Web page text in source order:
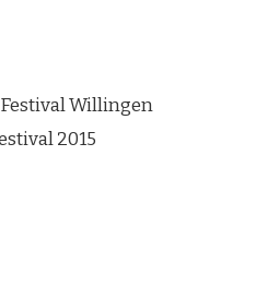
Willingen
2015